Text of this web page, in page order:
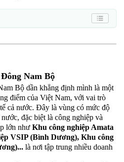
Nam Bộ
Bộ dần khẳng định mình là một
điểm của Việt Nam, với vai trò
cả nước. Đây là vùng có mức độ
đặc biệt là công nghiệp và
lớn như Khu công nghiệp Amata
VSIP (Bình Dương), Khu công
là nơi tập trung nhiều doanh